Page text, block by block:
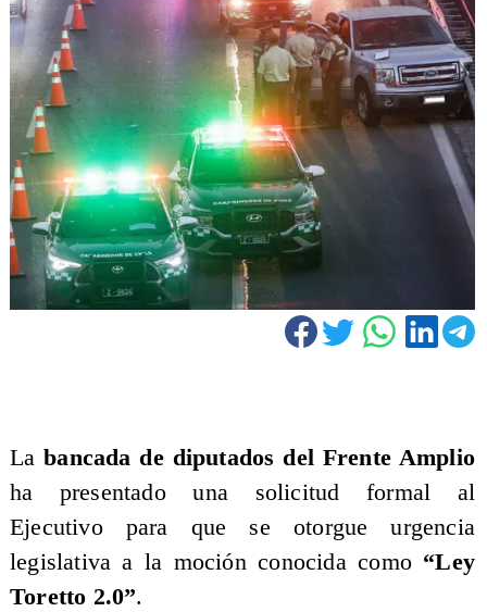
Labancada de diputados del Frente Amplio
ha presentado una solicitud formal al
Ejecutivo para que se otorgue urgencia
legislativa a la moción conocida como “Ley
Toretto 2.0”.